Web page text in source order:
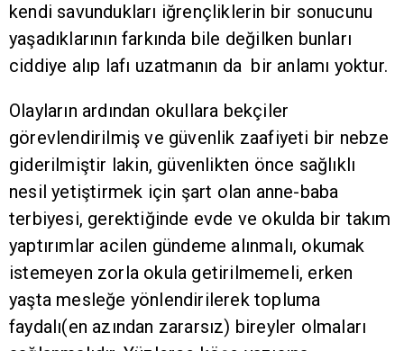
kendi savundukları iğrençliklerin bir sonucunu
yaşadıklarının farkında bile değilken bunları
ciddiye alıp lafı uzatmanın da bir anlamı yoktur.
Olayların ardından okullara bekçiler
görevlendirilmiş ve güvenlik zaafiyeti bir nebze
giderilmiştir lakin, güvenlikten önce sağlıklı
nesil yetiştirmek için şart olan anne-baba
terbiyesi, gerektiğinde evde ve okulda bir takım
yaptırımlar acilen gündeme alınmalı, okumak
istemeyen zorla okula getirilmemeli, erken
yaşta mesleğe yönlendirilerek topluma
faydalı(en azından zararsız) bireyler olmaları